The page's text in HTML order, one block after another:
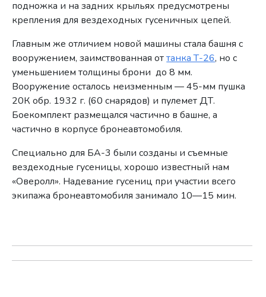
подножка и на задних крыльях предусмотрены
крепления для вездеходных гусеничных цепей.
Главным же отличием новой машины стала башня с
вооружением, заимствованная оттанка Т-26, но с
уменьшением толщины брони до 8 мм.
Вооружение осталось неизменным — 45-мм пушка
20К обр. 1932 г. (60 снарядов) и пулемет ДТ.
Боекомплект размещался частично в башне, а
частично в корпусе бронеавтомобиля.
Специально для БА-3 были созданы и съемные
вездеходные гусеницы, хорошо известный нам
«Оверолл». Надевание гусениц при участии всего
экипажа бронеавтомобиля занимало 10—15 мин.